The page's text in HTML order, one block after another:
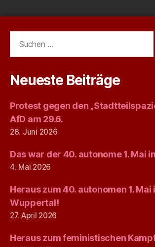
nach:
Neueste Beiträge
Protest gegen den
AfD am 29.6.
28. Juni 2026
Das war der 40. autonome 1. Mai
4. Mai 2026
Heraus zum 40. autonomen 1. Mai
Wuppertal!
27. April 2026
Heraus zum feministischen